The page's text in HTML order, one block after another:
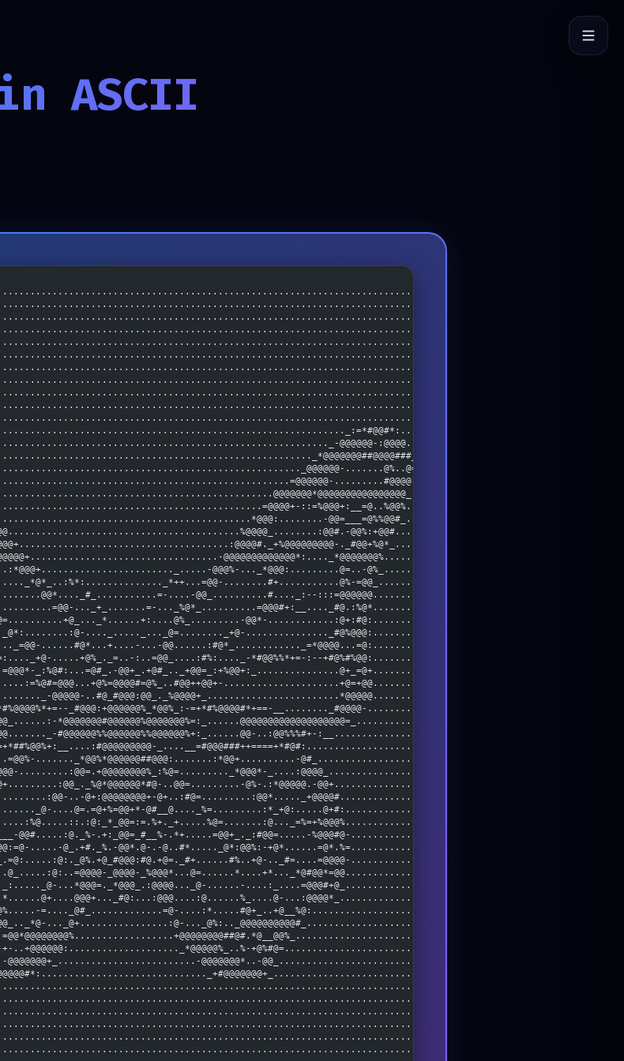
ASCII
@@@@@@-:@@@@.........
...................................................................._*@@@@@@@##@@@@###_.......
.......@%..@=.......
.........#@@@@-.......
::=%@@@+:__=@..%@@%.........
@@=___=@%%@@#_.........
@@%:+@@#...........
._#@@+%@*_...........
@@@@@@@@@@@@@*:...._*@@@@@@@%.............
@@@%-..._*@@@:.........@=..-@%_.............
........#+...........@%-=@@_..............
....-@@_..........#...._:--:::=@@@@@@...............
..._+_.......=-..._%@*_..........=@@@#+:__...._#@.:%@*...............
@@*-............:@+:#@:...............
...._....._..._@=........_+@-..............._#@%@@@:...............
......#@*...+....-...-@@......:#@*_............_=*@@@@...=@:...............
.....+@%_._=..-:..=@@_....:#%:...._-*#@@%%*+=-:--+#@%#%@@:...............
@@+_.+@#_.._+@@=_:+%@@+:_...............@+_=@+...............
.....................+@=+@@...............
..#@_#@@@:@@_._%@@@@+_........................*@@@@@...............
_#@@@:+@@@@@@%_*@@%_:-=+*#%@@@@#*+==-__........_#@@@@-................
*@@@@@@@#@@@@@@%@@@@@@@%=:_......@@@@@@@@@@@@@@@@@@@=_..................
..:@@%%%#+-:__......................
_....__=#@@@###++====+*#@#:...........................
@#_.........................
_....:@@@@_.......................
..@@=.........-@%-.:*@@@@@.-@@+......................
..-@+:@@@@@@@@+-@+..:#@=.........:@@*....._+@@@@#.....................
....@=.=@+%=@@+*-@#__@...._%=.........:*_+@:.....@+#:....................
@@#.....:@._%-.+:_@@=_#__%-.*+.....=@@+_._:#@@=.....-%@@@#@-...................
=@-.....-@_.+#._%.-@@* .@-.-@..#*....._@*:@@%:-+@*......=@*.%=...................
.._#=....=@@@@-...................
_@@@@-_%@@@*...@=......*....+*..._*@#@@*=@@....................
...*@@@=._*@@@_.:@@@@..._@-......- ....:_....=@@@#+@_....................
...:@@@@*_.....................
=...._@#_.............=@-....:*.....#@+_..+@__%@:..........................
..._@+................:@-..._@%:.._@@@@@@@@@@#_...........................
+@%#@=...............................
@@@@@@@*..-@@_................................